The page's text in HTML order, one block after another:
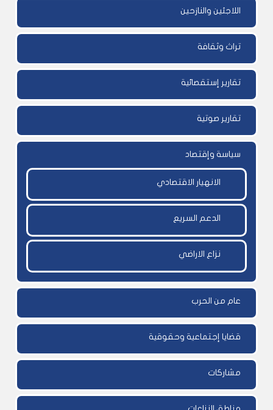
اللاجئين والنازحين
تراث وثقافة
تقارير إستقصائية
تقارير صوتية
سياسة وإقتصاد
الانهيار الاقتصادي
الدعم السريع
نزاع الاراضي
عام من الحرب
قضايا إجتماعية وحقوقية
مشاركات